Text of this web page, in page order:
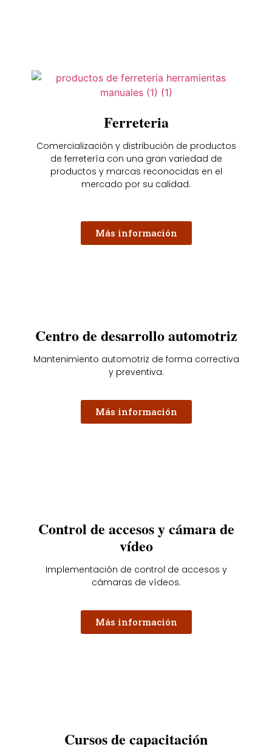
Ferreteria
Comercialización y distribución de productos
de ferretería con una gran variedad de
productos y marcas reconocidas en el
mercado por su calidad.
Más información
Centro de desarrollo automotriz
Mantenimiento automotriz de forma correctiva
y preventiva.
Más información
Control de accesos y cámara de
vídeo
Implementación de control de accesos y
cámaras de vídeos.
Más información
Cursos de capacitación